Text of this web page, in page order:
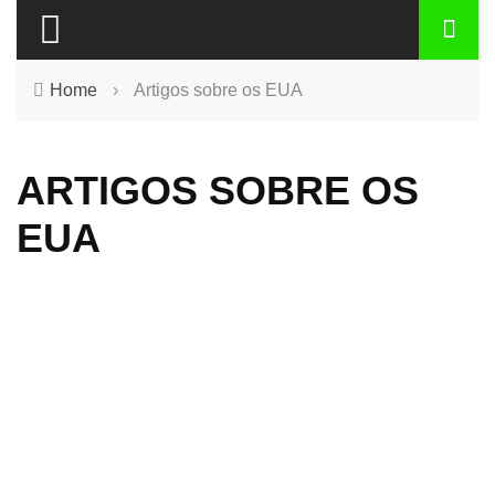
Home › Artigos sobre os EUA
ARTIGOS SOBRE OS
EUA